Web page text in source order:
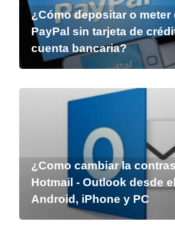
¿Cómo depositar o meter
PayPal sin tarjeta de
cuenta bancaria?
¿Como cambiar la
Hotmail - Outlook desde
Android, iPhone y PC